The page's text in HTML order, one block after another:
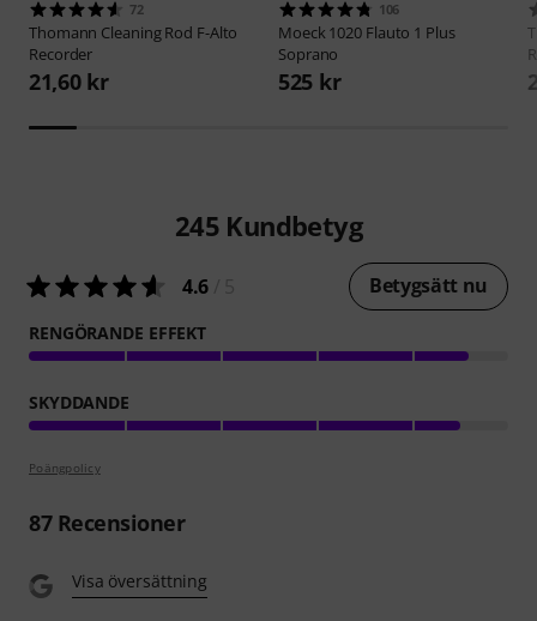
72
Thomann Cleaning Rod F-Alto
Recorder
21,60 kr
106
Moeck1020 Flauto 1 Plus
Soprano
525 kr
245 Kundbetyg
4.6 Betygsätt nu
RENGÖRANDE EFFEKT
SKYDDANDE
Poängpolicy
87Recensioner
Visa översättning